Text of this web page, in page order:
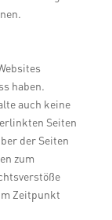
haben.
auch keine
Seiten
der Seiten
zum
Zeitpunkt